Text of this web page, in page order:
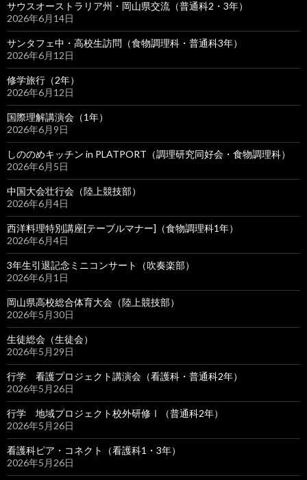
サウスオーストラリア州・岡山県交流（普通科2・3年）
2026年6月14日
サンタフェ中・高校生訪問（食物調理科・普通科3年）
2026年6月12日
修学旅行（2年）
2026年6月12日
国際理解講演会（1年）
2026年6月9日
しののめキッチン in PLATPORT（調理研究同好会・食物調理科）
2026年6月5日
中国大会壮行会（陸上競技部）
2026年6月4日
西洋料理特別講座[テーブルマナー]（食物調理科1年）
2026年6月4日
3年生引退記念ミニコンサート（吹奏楽部）
2026年6月1日
岡山県高校総合体育大会（陸上競技部）
2026年5月30日
生徒総会（生徒会）
2026年5月29日
行学 看護プロジェクト講演会（看護科・普通科2年）
2026年5月26日
行学 地域プロジェクト校外研修Ⅰ（普通科2年）
2026年5月26日
看護科ピア・コネクト（看護科1・3年）
2026年5月26日